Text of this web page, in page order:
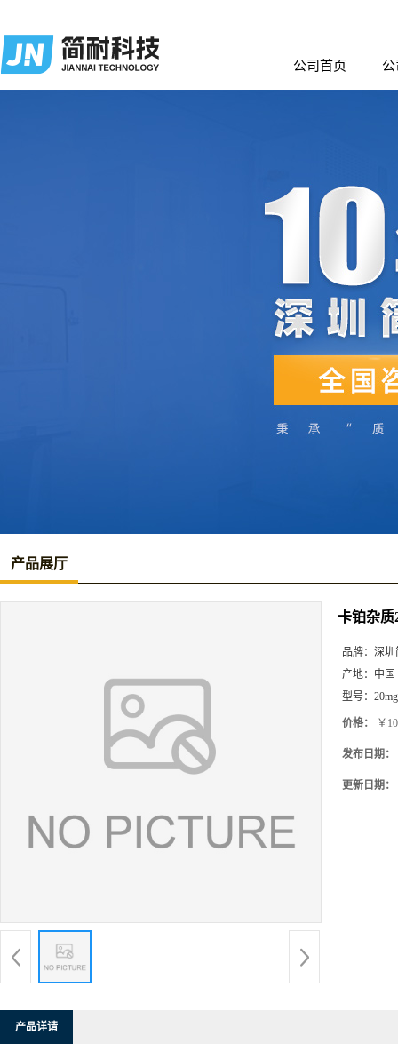
公司首页
产品展厅
卡铂杂质
品牌： 深圳
产地： 中国
型号： 20mg
价格： ￥
发布日期：
更新日期：
产品详请